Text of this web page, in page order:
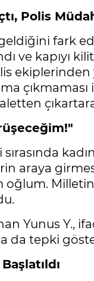
Polis
geldiğini fark
ve kapıyı
ekiplerinden
sırasında
araya
Milletin
Yunus Y.,
da tepki